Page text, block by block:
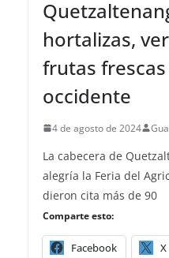
hortalizas,
frutas
occidente
4 de agosto de 2024
La cabecera de
alegría la Feria del
dieron cita más de 90
Comparte esto:
Facebook X